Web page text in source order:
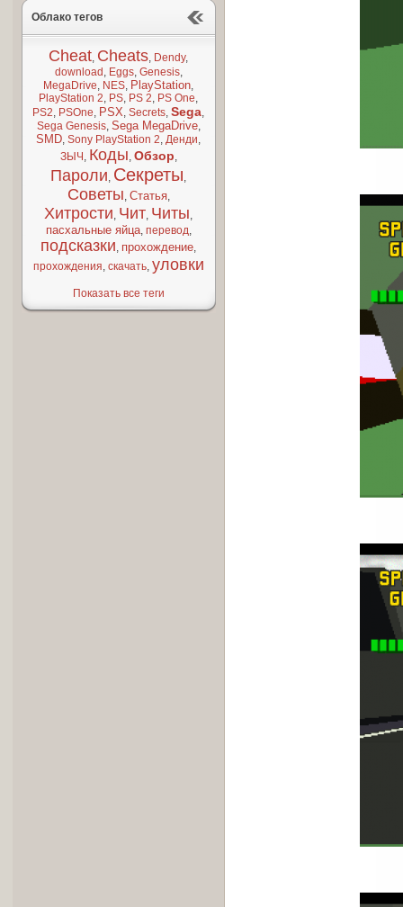
Облако тегов
Cheat, Cheats, Dendy,
download , Eggs, Genesis,
MegaDrive, NES, PlayStation,
PlayStation 2, PS, PS 2, PS One,
PS2, PSOne, PSX,Secrets,Sega,
Sega Genesis, Sega MegaDrive,
SMD,Sony PlayStation 2,Денди,
ЗЫЧ , Коды, Обзор,
Пароли, Секреты,
Советы, Статья,
Хитрости, Чит, Читы,
пасхальные яйца, перевод,
подсказки, прохождение,
прохождения, скачать, уловки
Показать все теги